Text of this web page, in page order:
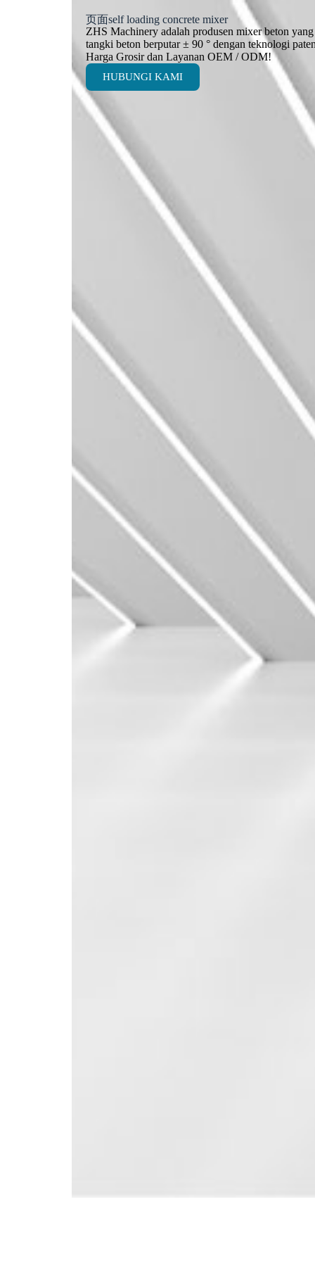
页面self loading concrete mixer
ZHS Machinery adalah produsen mixer beton
tangki beton berputar ± 90 ° dengan teknologi
Harga Grosir dan Layanan OEM / ODM!
HUBUNGI KAMI